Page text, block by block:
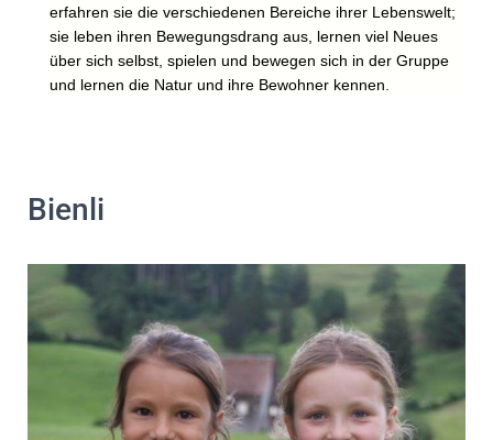
erfahren sie die verschiedenen Bereiche ihrer Lebenswelt;
sie leben ihren Bewegungsdrang aus, lernen viel Neues
über sich selbst, spielen und bewegen sich in der Gruppe
und lernen die Natur und ihre Bewohner kennen.
Bienli